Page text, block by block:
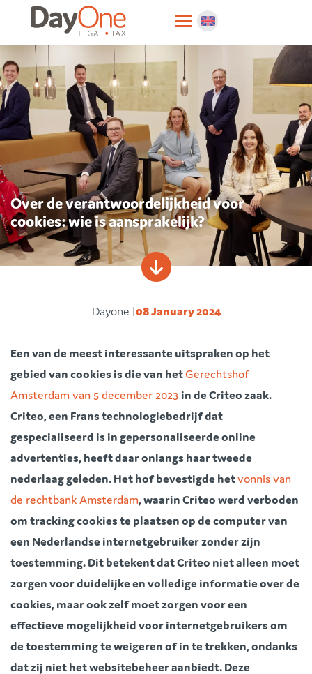
Over de verantwoordelijkheid voor
cookies: wie is aansprakelijk?
Dayone |08 January 2024
Een van de meest interessante uitspraken op het
gebied van cookies is die van hetGerechtshof
Amsterdam van 5 december 2023 in de Criteo zaak.
Criteo, een Frans technologiebedrijf dat
gespecialiseerd is in gepersonaliseerde online
advertenties, heeft daar onlangs haar tweede
nederlaag geleden. Het hof bevestigde hetvonnis van
de rechtbank Amsterdam, waarin Criteo werd verboden
om tracking cookies te plaatsen op de computer van
een Nederlandse internetgebruiker zonder zijn
toestemming. Dit betekent dat Criteo niet alleen moet
zorgen voor duidelijke en volledige informatie over de
cookies, maar ook zelf moet zorgen voor een
effectieve mogelijkheid voor internetgebruikers om
de toestemming te weigeren of in te trekken, ondanks
dat zij niet het websitebeheer aanbiedt. Deze